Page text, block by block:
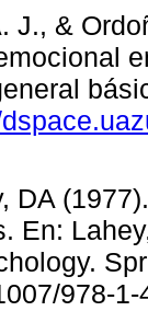
J., &
DA
En:
978-